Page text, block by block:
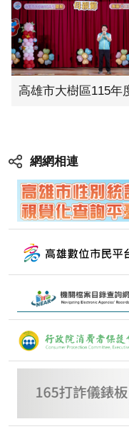
網網相連